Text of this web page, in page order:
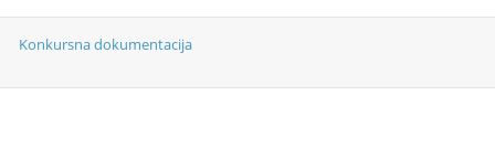
Konkursna dokumentacija